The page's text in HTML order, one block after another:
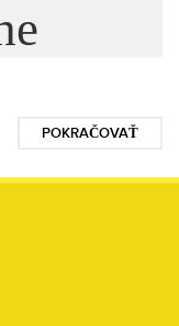
POKRAČOVAŤ